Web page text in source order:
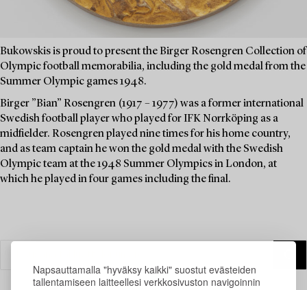
Napsauttamalla "hyväksy kaikki" suostut evästeiden
tallentamiseen laitteellesi verkkosivuston navigoinnin
Bukowskis is proud to present the Birger Rosengren Collection of
Olympic football memorabilia, including the gold medal from the
Summer Olympic games 1948.
Birger ”Bian” Rosengren (1917 – 1977) was a former international
Swedish football player who played for IFK Norrköping as a
midfielder. Rosengren played nine times for his home country,
and as team captain he won the gold medal with the Swedish
Olympic team at the 1948 Summer Olympics in London, at
which he played in four games including the final.